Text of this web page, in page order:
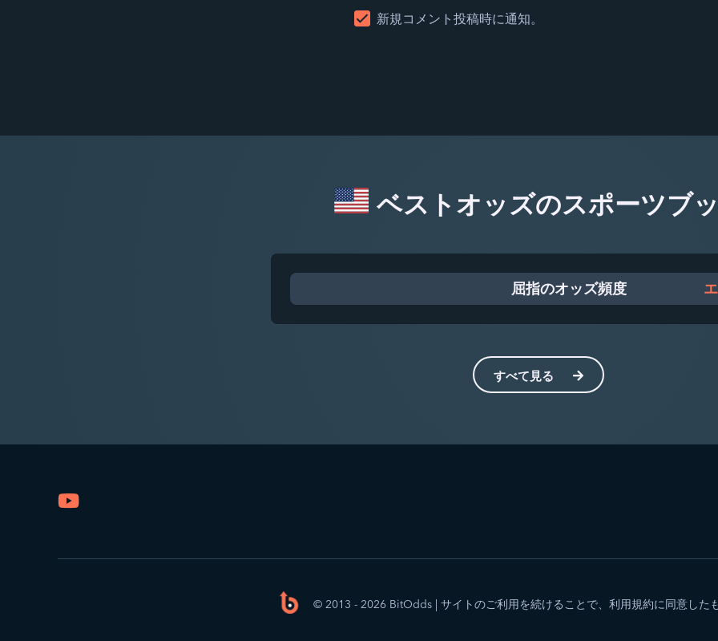
新規コメント投稿時に通知。
ベストオッズのスポーツブ
屈指のオッズ頻度
すべて見る
© 2013 - 2026 BitOdds | サイトのご利用を続けることで、利用規約に同意した